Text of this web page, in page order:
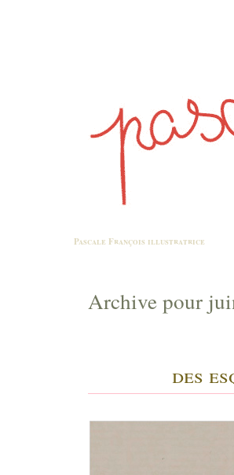
Pascale François illustratrice
Archive pour
des